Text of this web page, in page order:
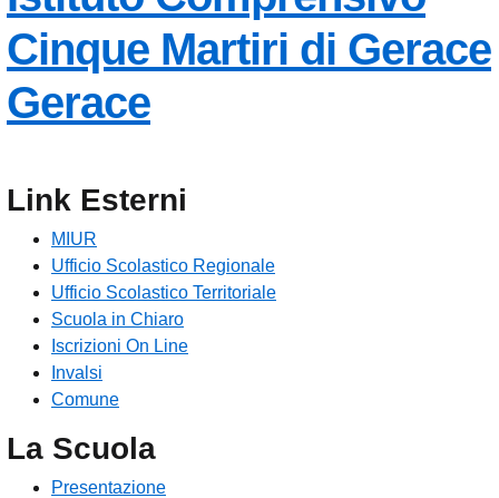
Cinque Martiri di Gerace
Gerace— Visita la
Link Esterni
MIUR
Ufficio Scolastico Regionale
Ufficio Scolastico Territoriale
Scuola in Chiaro
Iscrizioni On Line
Invalsi
Comune
La Scuola
Presentazione